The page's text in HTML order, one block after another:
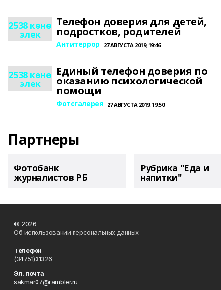
2538 көнө
элек
Телефон доверия для детей,
подростков, родителей
Антитеррор 27 АВГУСТА 2019, 19:46
2538 көнө
элек
Единый телефон доверия по
оказанию психологической
помощи
Фотогалерея 27 АВГУСТА 2019, 19:50
Партнеры
Фотобанк
журналистов РБ
Рубрика "Еда и
напитки"
© 2026
Об использовании персональных данных
Телефон
(34751)31326
Эл. почта
sakmar07@rambler.ru